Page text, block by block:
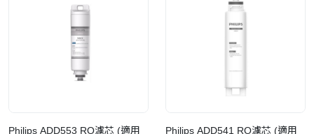
Philips ADD553 RO濾芯 (適用
Philips ADD541 RO濾芯 (適用